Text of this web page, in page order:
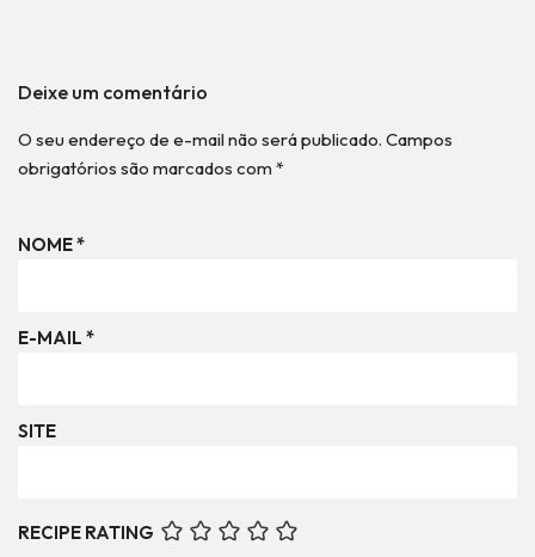
Deixe um comentário
O seu endereço de e-mail não será publicado. Campos
obrigatórios são marcados com *
NOME*
E-MAIL *
SITE
RECIPE RATING